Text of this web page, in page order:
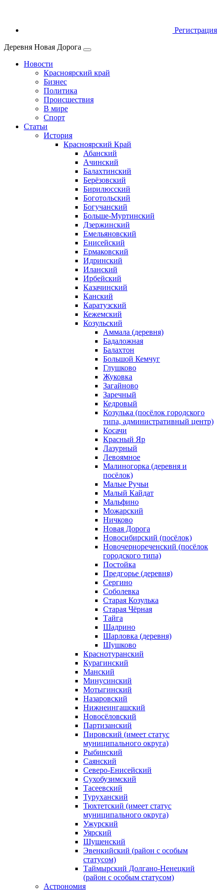
Регистрация
Деревня Новая Дорога
Новости
Красноярский край
Бизнес
Политика
Происшествия
В мире
Спорт
Статьи
История
Красноярский Край
Абанский
Ачинский
Балахтинский
Берёзовский
Бирилюсский
Боготольский
Богучанский
Больше‑Муртинский
Дзержинский
Емельяновский
Енисейский
Ермаковский
Идринский
Иланский
Ирбейский
Казачинский
Канский
Каратузский
Кежемский
Козульский
Аммала (деревня)
Бадаложная
Балахтон
Большой Кемчуг
Глушково
Жуковка
Загайново
Заречный
Кедровый
Козулька (посёлок городского
типа, административный центр)
Косачи
Красный Яр
Лазурный
Левоямное
Малиногорка (деревня и
посёлок)
Малые Ручьи
Малый Кайдат
Мальфино
Можарский
Ничково
Новая Дорога
Новосибирский (посёлок)
Новочернореченский (посёлок
городского типа)
Постойка
Предгорье (деревня)
Сергино
Соболевка
Старая Козулька
Старая Чёрная
Тайга
Шадрино
Шарловка (деревня)
Шушково
Краснотуранский
Курагинский
Манский
Минусинский
Мотыгинский
Назаровский
Нижнеингашский
Новосёловский
Партизанский
Пировский (имеет статус
муниципального округа)
Рыбинский
Саянский
Северо‑Енисейский
Сухобузимский
Тасеевский
Туруханский
Тюхтетский (имеет статус
муниципального округа)
Ужурский
Уярский
Шушенский
Эвенкийский (район с особым
статусом)
Таймырский Долгано‑Ненецкий
(район с особым статусом)
Астрономия